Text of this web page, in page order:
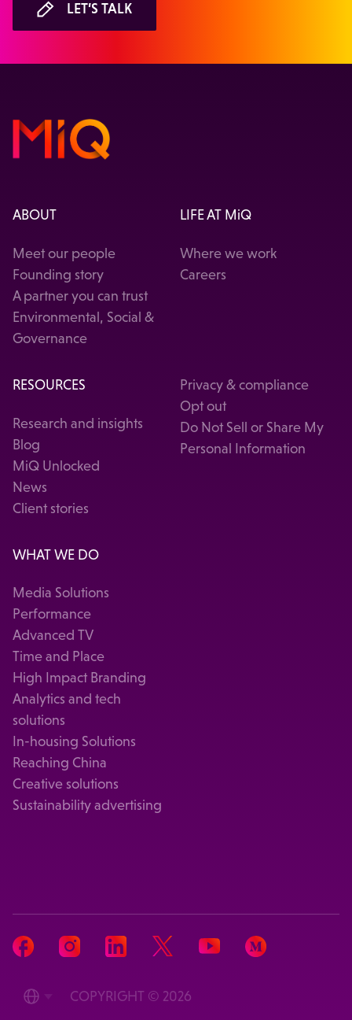
LET’S TALK
ABOUT
Meet our people
Founding story
A partner you can trust
Environmental, Social &
Governance
LIFE AT MiQ
Where we work
Careers
RESOURCES
Research and insights
Blog
MiQ Unlocked
News
Client stories
Privacy & compliance
Opt out
Do Not Sell or Share My
Personal Information
WHAT WE DO
Media Solutions
Performance
Advanced TV
Time and Place
High Impact Branding
Analytics and tech
solutions
In-housing Solutions
Reaching China
Creative solutions
Sustainability advertising
COPYRIGHT © 2026